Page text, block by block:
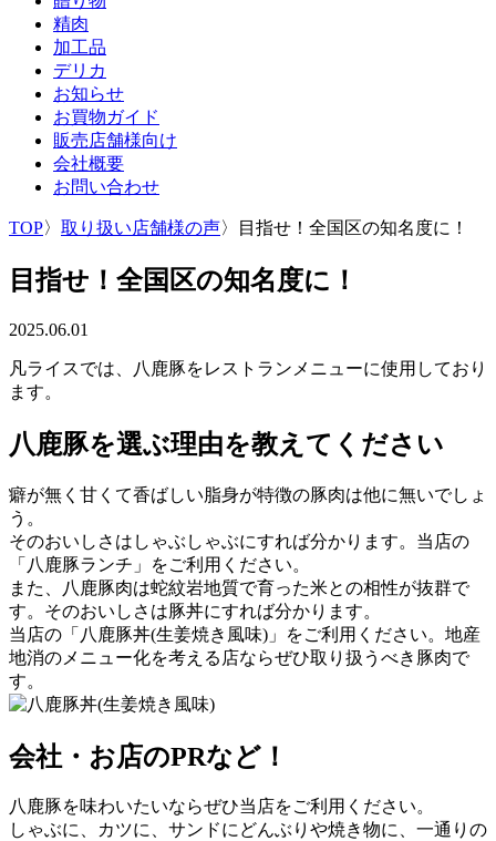
精肉
加工品
デリカ
お知らせ
お買物ガイド
販売店舗様向け
会社概要
お問い合わせ
TOP〉 取り扱い店舗様の声〉 目指せ！全国区の知名度に！
目指せ！全国区の知名度に！
2025.06.01
凡ライスでは、八鹿豚をレストランメニューに使用しており
ます。
八鹿豚を選ぶ理由を教えてください
癖が無く甘くて香ばしい脂身が特徴の豚肉は他に無いでしょ
う。
そのおいしさはしゃぶしゃぶにすれば分かります。当店の
「八鹿豚ランチ」をご利用ください。
また、八鹿豚肉は蛇紋岩地質で育った米との相性が抜群で
す。そのおいしさは豚丼にすれば分かります。
当店の「八鹿豚丼(生姜焼き風味)」をご利用ください。地産
地消のメニュー化を考える店ならぜひ取り扱うべき豚肉で
す。
会社・お店のPRなど！
八鹿豚を味わいたいならぜひ当店をご利用ください。
しゃぶに、カツに、サンドにどんぶりや焼き物に、一通りの